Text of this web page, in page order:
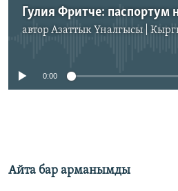
автор Азаттык Үналгысы | Кыргызстан:
No media source
0:00
Айта бар арманымды